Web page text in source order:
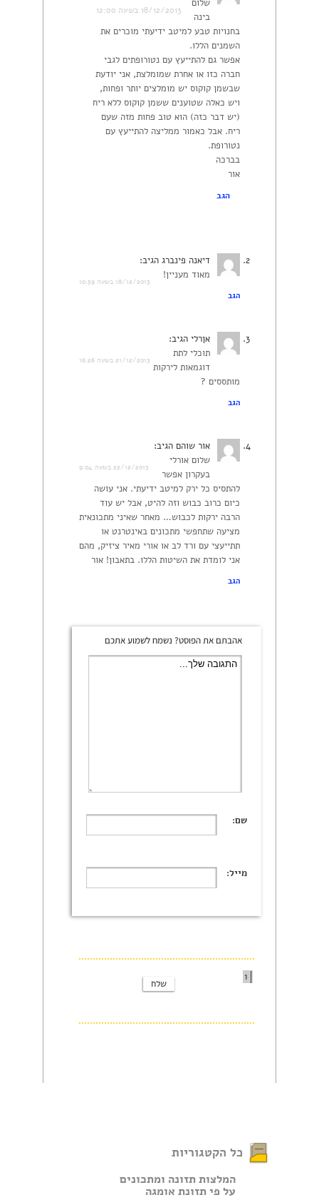
18/12/2013 בשעה 12:00
שלום
בינה
בחנויות טבע למיטב ידיעתי מוכרים את
השמנים הללו.
אפשר גם להתייעץ עם נטורופתים לגבי
חברה כזו או אחרת שמומלצת, אני יודעת
שבשמן קוקוס יש מומלצים יותר ופחות,
ויש כאלה שטוענים ששמן קוקוס ללא ריח
(יש דבר כזה) הוא טוב פחות מזה שעם
ריח. אבל כאמור ממליצה להתייעץ עם
נטורופת.
בברכה
אור
הגב
דיאנה פינברג הגיב:
18/12/2013 בשעה 10:59
מאוד מעניין!
הגב
אןרלי הגיב:
21/12/2013 בשעה 16:26
תוכלי לתת
דוגמאות לירקות
מותססים ?
הגב
אור שוהם הגיב:
22/12/2013 בשעה 9:04
שלום אורלי
בעקרון אפשר
להתסיס כל ירק למיטב ידיעתי. אני עושה
כיום כרוב כבוש וזה להיט, אבל יש עוד
הרבה ירקות לכבוש… מאחר שאיני מתכונאית
מציעה שתחפשי מתכונים באינטרנט או
תתייעצי עם ורד לב או אורי מאיר ציזיק, מהם
אני לומדת את השיטות הללו. בתאבון! אור
הגב
אהבתם את הפוסט? נשמח לשמוע אתכם
שם:
מייל:
1
כל הקטגוריות
המלצות תזונה ומתכונים
על פי תזונת אומגה